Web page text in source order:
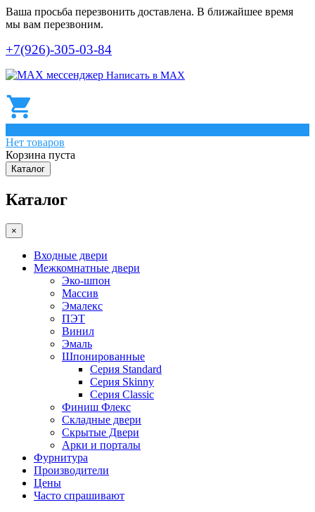
Ваша просьба перезвонить доставлена. В ближайшее время
мы вам перезвоним.
+7(926)-305-03-84
Написать в МАХ
Нет товаров
Корзина пуста
Каталог
Каталог
×
Входные двери
Межкомнатные двери
Эко-шпон
Массив
Эмалекс
ПЭТ
Винил
Эмаль
Шпонированные
Серия Standard
Серия Skinny
Серия Classic
Финиш Флекс
Складные двери
Скрытые Двери
Арки и порталы
Фурнитура
Производители
Цены
Часто спрашивают